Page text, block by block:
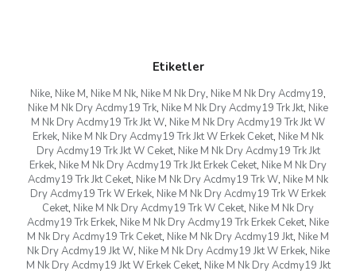
Etiketler
Nike, Nike M, Nike M Nk, Nike M Nk Dry, Nike M Nk Dry Acdmy19,
Nike M Nk Dry Acdmy19 Trk, Nike M Nk Dry Acdmy19 Trk Jkt, Nike
M Nk Dry Acdmy19 Trk Jkt W, Nike M Nk Dry Acdmy19 Trk Jkt W
Erkek, Nike M Nk Dry Acdmy19 Trk Jkt W Erkek Ceket, Nike M Nk
Dry Acdmy19 Trk Jkt W Ceket, Nike M Nk Dry Acdmy19 Trk Jkt
Erkek, Nike M Nk Dry Acdmy19 Trk Jkt Erkek Ceket, Nike M Nk Dry
Acdmy19 Trk Jkt Ceket, Nike M Nk Dry Acdmy19 Trk W, Nike M Nk
Dry Acdmy19 Trk W Erkek, Nike M Nk Dry Acdmy19 Trk W Erkek
Ceket, Nike M Nk Dry Acdmy19 Trk W Ceket, Nike M Nk Dry
Acdmy19 Trk Erkek, Nike M Nk Dry Acdmy19 Trk Erkek Ceket, Nike
M Nk Dry Acdmy19 Trk Ceket, Nike M Nk Dry Acdmy19 Jkt, Nike M
Nk Dry Acdmy19 Jkt W, Nike M Nk Dry Acdmy19 Jkt W Erkek, Nike
M Nk Dry Acdmy19 Jkt W Erkek Ceket, Nike M Nk Dry Acdmy19 Jkt